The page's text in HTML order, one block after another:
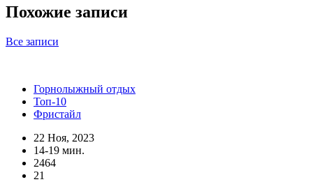
Похожие записи
Все записи
Горнолыжный отдых
Топ-10
Фристайл
22 Ноя, 2023
14-19 мин.
2464
21